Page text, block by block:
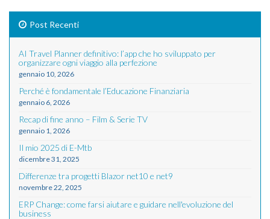
Post Recenti
AI Travel Planner definitivo: l’app che ho sviluppato per
organizzare ogni viaggio alla perfezione
gennaio 10, 2026
Perché è fondamentale l’Educazione Finanziaria
gennaio 6, 2026
Recap di fine anno – Film & Serie TV
gennaio 1, 2026
Il mio 2025 di E-Mtb
dicembre 31, 2025
Differenze tra progetti Blazor net10 e net9
novembre 22, 2025
ERP Change: come farsi aiutare e guidare nell'evoluzione del
business